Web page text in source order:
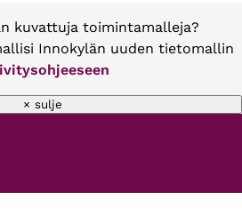
kuvattuja toimintamalleja?
Innokylän uuden tietomallin
× sulje